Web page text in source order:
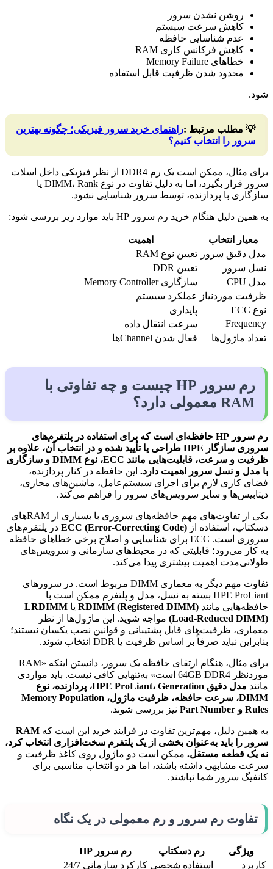
روشن نشدن سرور
کاهش سرعت سیستم
عدم شناسایی حافظه
کاهش فرکانس کاری RAM
خطاهای Memory Failure
محدود شدن ظرفیت قابل استفاده
شود.
💡 مطلب مرتبط :راهنمای خرید سرور فیزیکی؛ چگونه بهترین
سرور را انتخاب کنیم؟
برای مثال، ممکن است یک رم DDR4 از نظر فیزیکی داخل اسلات
سرور قرار بگیرد، اما به دلیل تفاوت در نوع DIMM، Rank یا
سازگاری با پردازنده، توسط سرور شناسایی نشود.
به همین دلیل هنگام خرید رم سرور HP باید موارد زیر بررسی شود:
معیار انتخاب
اهمیت
مدل دقیق سرور تعیین نوع RAM
نسل سرور
تعیین DDR
مدل CPU
سازگاری Memory Controller
ظرفیت موردنیاز عملکرد سیستم
نوع ECC
پایداری
Frequency
سرعت انتقال داده
تعداد ماژول‌ها
فعال شدن Channelها
رم سرور HP چیست و چه تفاوتی با
RAM معمولی دارد؟
رم سرور HP حافظه‌ای است که برای استفاده در پلتفرم‌های
سروری سازگار HPE طراحی یا تأیید شده و در انتخاب آن، علاوه بر
ظرفیت و سرعت، قابلیت‌هایی مانند ECC، نوع DIMM و سازگاری
با مدل و نسل سرور اهمیت دارد. این حافظه در کنار پردازنده،
فضای کاری لازم برای اجرای سیستم‌عامل، ماشین‌های مجازی،
دیتابیس‌ها و سایر سرویس‌های سرور را فراهم می‌کند.
یکی از تفاوت‌های مهم حافظه‌های سروری با بسیاری از RAMهای
دسکتاپ، استفاده از ECC (Error-Correcting Code) در پلتفرم‌های
سروری است. ECC برای شناسایی و اصلاح برخی خطاهای حافظه
به کار می‌رود؛ قابلیتی که در محیط‌های سازمانی و سرویس‌های
طولانی‌مدت اهمیت بیشتری پیدا می‌کند.
تفاوت مهم دیگر به معماری DIMM مربوط است. در سرورهای
HPE ProLiant بسته به نسل، مدل و پلتفرم ممکن است با
حافظه‌هایی مانند RDIMM (Registered DIMM) یا LRDIMM
(Load-Reduced DIMM) مواجه شوید. این ماژول‌ها از نظر
معماری، ظرفیت‌های قابل پشتیبانی و قوانین نصب یکسان نیستند؛
بنابراین نباید صرفاً بر اساس ظرفیت یا DDR انتخاب شوند.
برای مثال، هنگام ارتقای حافظه یک سرور، دانستن اینکه «RAM
موردنظر 64GB DDR4 است» به‌تنهایی کافی نیست. باید مواردی
مانند
مدل دقیق HPE ProLiant، Generation، پردازنده، نوع
DIMM، سرعت حافظه، ظرفیت ماژول، Memory Population
Rules و Part Number
نیز بررسی شوند.
به همین دلیل، مهم‌ترین تفاوت در فرایند خرید این است که RAM
سرور را باید به‌عنوان بخشی از یک پلتفرم سخت‌افزاری انتخاب کرد،
نه یک قطعه مستقل. ممکن است دو ماژول روی کاغذ ظرفیت و
سرعت مشابهی داشته باشند، اما هر دو انتخاب مناسبی برای
کانفیگ سرور شما نباشند.
تفاوت رم سرور و رم معمولی در یک نگاه
ویژگی رم دسکتاپ
رم سرور HP
کاربرد
استفاده شخصی کارکرد سازمانی 24/7